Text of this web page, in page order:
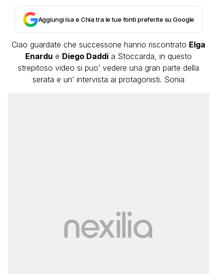
Aggiungi Isa e Chia tra le tue fonti preferite su Google
Ciao guardate che successone hanno riscontrato Elga
Enardu e Diego Daddi a Stoccarda, in questo
strepitoso video si puo’ vedere una gran parte della
serata e un’ intervista ai protagonisti. Sonia